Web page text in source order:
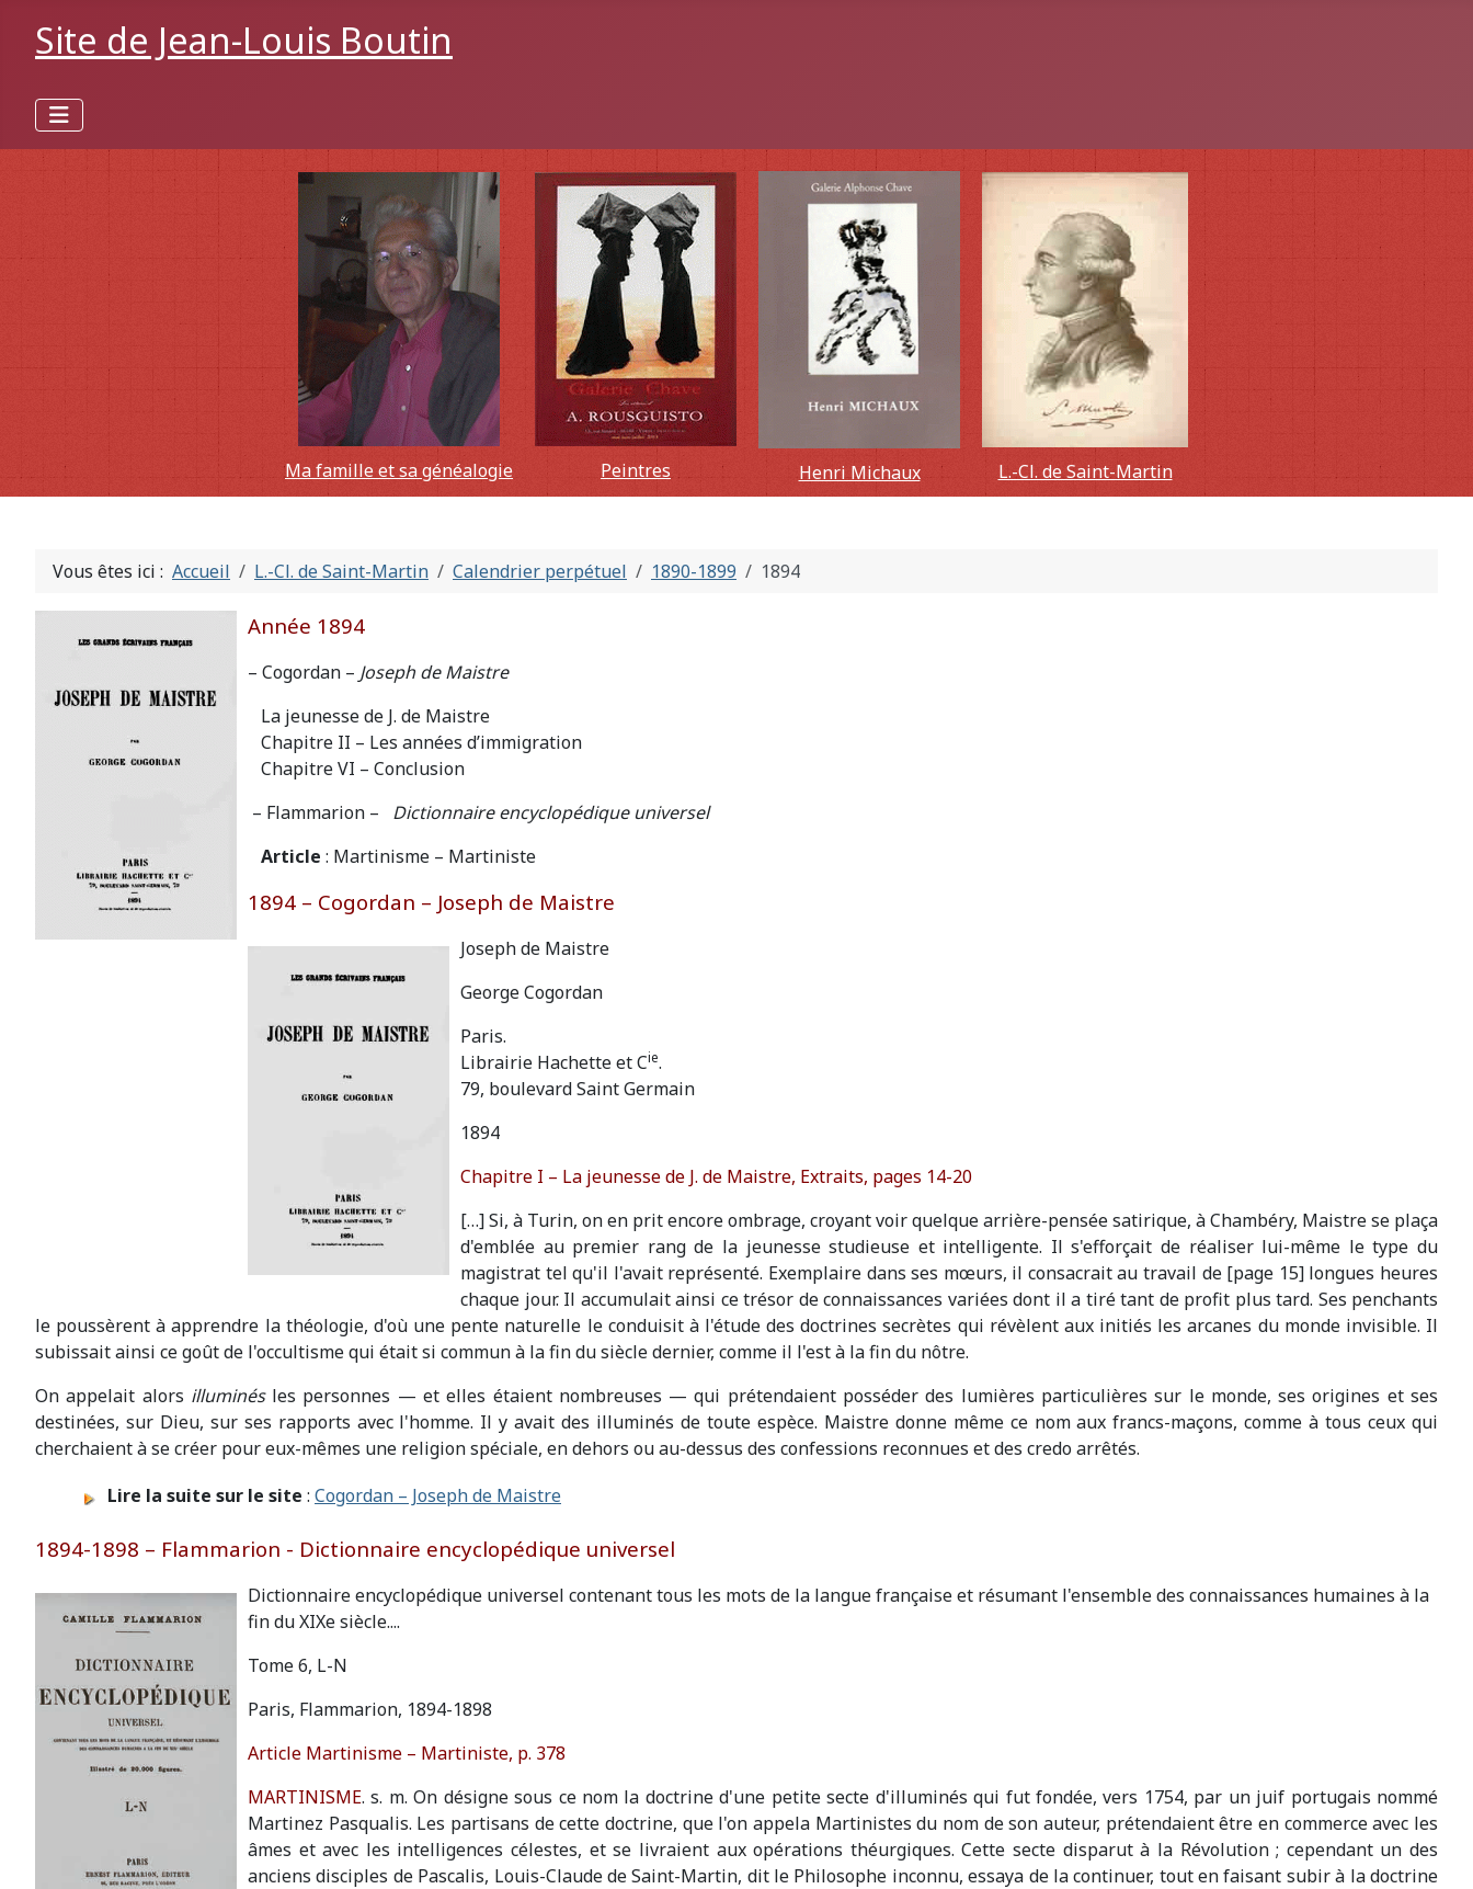
Site de Jean-Louis Boutin
Ma famille et sa généalogie Peintres Henri Michaux L.-Cl. de Saint-Martin
Vous êtes ici : Accueil L.-Cl. de Saint-Martin Calendrier perpétuel 1890-1899 1894
Année 1894
– Cogordan – Joseph de Maistre
La jeunesse de J. de Maistre
Chapitre II – Les années d’immigration
Chapitre VI – Conclusion
– Flammarion –
Dictionnaire encyclopédique universel
Article : Martinisme – Martiniste
1894 – Cogordan – Joseph de Maistre
Joseph de Maistre
George Cogordan
Paris.
Librairie Hachette et Cie.
79, boulevard Saint Germain
1894
Chapitre I – La jeunesse de J. de Maistre, Extraits, pages 14-20
[…] Si, à Turin, on en prit encore ombrage, croyant voir quelque arrière-pensée satirique, à Chambéry, Maistre se plaça
d'emblée au premier rang de la jeunesse studieuse et intelligente. Il s'efforçait de réaliser lui-même le type du
magistrat tel qu'il l'avait représenté. Exemplaire dans ses mœurs, il consacrait au travail de [page 15] longues heures
chaque jour. Il accumulait ainsi ce trésor de connaissances variées dont il a tiré tant de profit plus tard. Ses penchants
le poussèrent à apprendre la théologie, d'où une pente naturelle le conduisit à l'étude des doctrines secrètes qui révèlent aux initiés les arcanes du monde invisible. Il
subissait ainsi ce goût de l'occultisme qui était si commun à la fin du siècle dernier, comme il l'est à la fin du nôtre.
On appelait alors illuminésles personnes — et elles étaient nombreuses — qui prétendaient posséder des lumières particulières sur le monde, ses origines et ses
destinées, sur Dieu, sur ses rapports avec l'homme. Il y avait des illuminés de toute espèce. Maistre donne même ce nom aux francs-maçons, comme à tous ceux qui
cherchaient à se créer pour eux-mêmes une religion spéciale, en dehors ou au-dessus des confessions reconnues et des credo arrêtés.
Lire la suite sur le site : Cogordan – Joseph de Maistre
1894-1898 – Flammarion - Dictionnaire encyclopédique universel
Dictionnaire encyclopédique universel contenant tous les mots de la langue française et résumant l'ensemble des connaissances humaines à la
fin du XIXe siècle....
Tome 6, L-N
Paris, Flammarion, 1894-1898
Article Martinisme – Martiniste, p. 378
MARTINISME. s. m. On désigne sous ce nom la doctrine d'une petite secte d'illuminés qui fut fondée, vers 1754, par un juif portugais nommé
Martinez Pasqualis. Les partisans de cette doctrine, que l'on appela Martinistes du nom de son auteur, prétendaient être en commerce avec les
âmes et avec les intelligences célestes, et se livraient aux opérations théurgiques. Cette secte disparut à la Révolution ; cependant un des
anciens disciples de Pascalis, Louis-Claude de Saint-Martin, dit le Philosophe inconnu, essaya de la continuer, tout en faisant subir à la doctrine